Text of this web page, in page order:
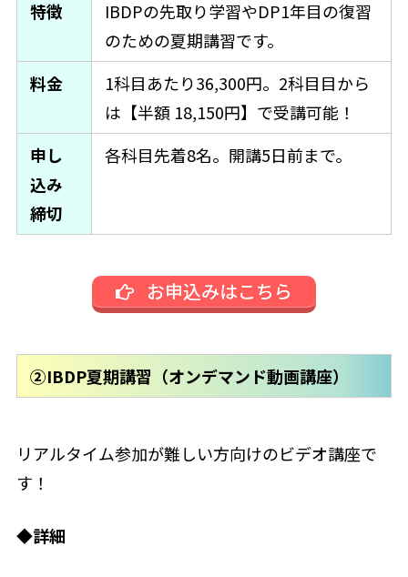
特徴
IBDPの先取り学習やDP1年目の復習
のための夏期講習です。
料金
1科目あたり36,300円。2科目目から
は【半額 18,150円】で受講可能！
申し
込み
締切
各科目先着8名。開講5日前まで。
お申込みはこちら
②IBDP夏期講習（オンデマンド動画講座）
リアルタイム参加が難しい方向けのビデオ講座で
す！
◆詳細